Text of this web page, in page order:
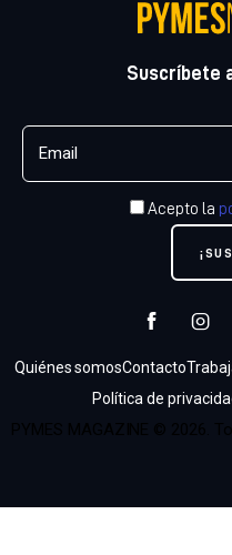
Suscríbete
Acepto la
Quiénes somosContacto
Política de